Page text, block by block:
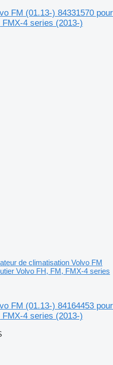
FM (01.13-) 84331570 pour
4 series (2013-)
de climatisation Volvo FM
Volvo FH, FM, FMX-4 series
FM (01.13-) 84164453 pour
4 series (2013-)